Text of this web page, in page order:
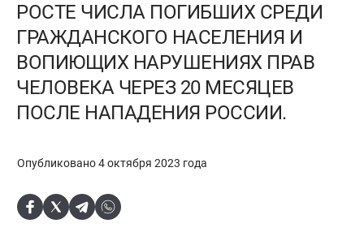
РОСТЕ ЧИСЛА ПОГИБШИХ СРЕДИ
ГРАЖДАНСКОГО НАСЕЛЕНИЯ И
ВОПИЮЩИХ НАРУШЕНИЯХ ПРАВ
ЧЕЛОВЕКА ЧЕРЕЗ 20 МЕСЯЦЕВ
ПОСЛЕ НАПАДЕНИЯ РОССИИ.
Опубликовано 4 октября 2023 года